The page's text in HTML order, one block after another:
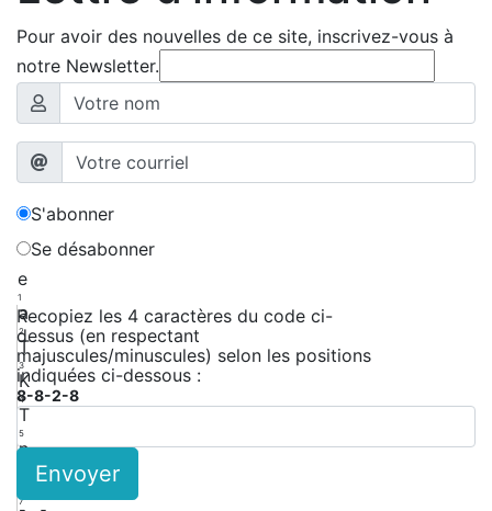
Pour avoir des nouvelles de ce site, inscrivez-vous à
notre Newsletter.
S'abonner
Se désabonner
e
1
a
2
T
3
K
4
T
5
n
7
Recopiez les 4 caractères du code ci-
dessus (en respectant
majuscules/minuscules) selon les positions
indiquées ci-dessous :
8-8-2-8
Envoyer